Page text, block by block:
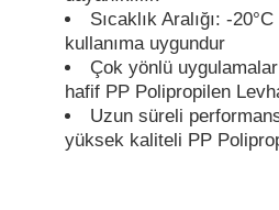
PP borular
Polypropilen boru armatürleri
Sıcaklık Aralığı: -
kullanıma uygundur
Çok yönlü
hafif PP Polipropilen
Uzun süreli
yüksek kaliteli PP